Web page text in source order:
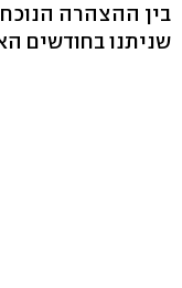
בין ההצהרה
שניתנו בחודשים